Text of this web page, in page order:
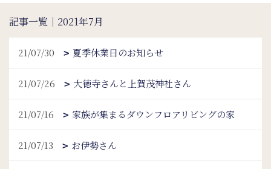
記事一覧｜2021年7月
21/07/30 夏季休業日のお知らせ
21/07/26 大徳寺さんと上賀茂神社さん
21/07/16 家族が集まるダウンフロアリビングの家
21/07/13 お伊勢さん